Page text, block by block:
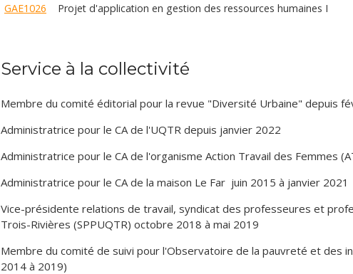
GAE1026
Projet d'application en gestion des ressources humaines I
GRH6015
Méthodologie de recherche appliquée en sécurité publique
MBA6013
Activité de synthèse
Service à la collectivité
Membre du comité éditorial pour la revue "Diversité Urbaine" depuis
Administratrice pour le CA de l'UQTR depuis janvier 2022
Administratrice pour le CA de l'organisme Action Travail des Femmes
Administratrice pour le CA de la maison Le Far juin 2015 à janvier 2021
Vice-présidente relations de travail, syndicat des professeures et
Trois-Rivières (SPPUQTR) octobre 2018 à mai 2019
Membre du comité de suivi pour l'Observatoire de la pauvreté et des
2014 à 2019)